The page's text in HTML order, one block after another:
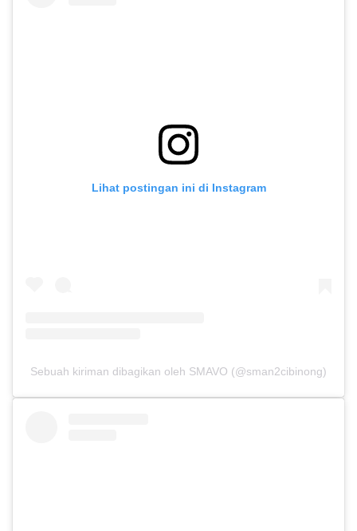
Lihat postingan ini di Instagram
Sebuah kiriman dibagikan oleh SMAVO (@sman2cibinong)